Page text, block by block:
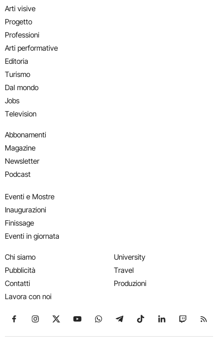
Arti visive
Progetto
Professioni
Arti performative
Editoria
Turismo
Dal mondo
Jobs
Television
Abbonamenti
Magazine
Newsletter
Podcast
Eventi e Mostre
Inaugurazioni
Finissage
Eventi in giornata
Chi siamo
Pubblicità
Contatti
Lavora con noi
University
Travel
Produzioni
Seguici su Facebook
Seguici su Instagram
Seguici su X
Seguici su YouTube
Seguici su WhatsApp
Seguici su Telegram
Seguici su TikTok
Seguici su
Seguici